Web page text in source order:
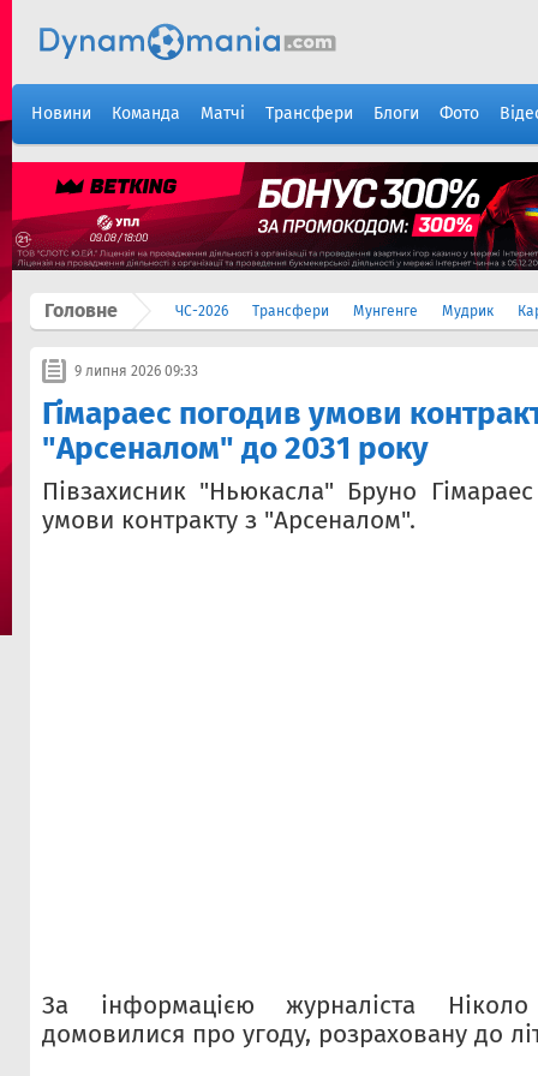
Новини Команда Матчі Трансфери Блоги Фото
Головне ЧС-2026 Трансфери Мунгенге Мудрик
9 липня 2026 09:33
Гімараес погодив умови
"Арсеналом" до 2031 року
Півзахисник "Ньюкасла" Бруно
умови контракту з "Арсеналом".
За інформацією журналіста
домовилися про угоду, розраховану до